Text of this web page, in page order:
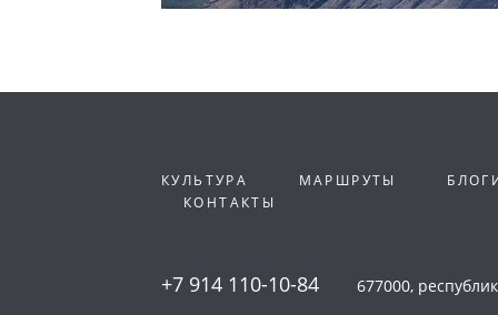
КУЛЬТУРА МАРШРУТЫ
КОНТАКТЫ
+7 914 110-10-84 677000,